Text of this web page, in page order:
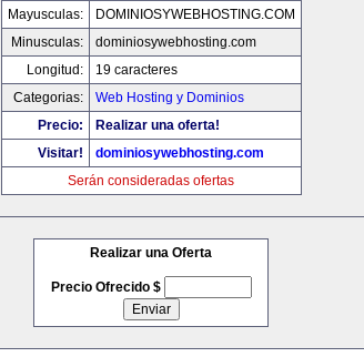
Mayusculas:
DOMINIOSYWEBHOSTING.COM
Minusculas:
dominiosywebhosting.com
Longitud:
19 caracteres
Categorias:
Web Hosting y Dominios
Precio:
Realizar una oferta!
Visitar!
dominiosywebhosting.com
Serán consideradas ofertas
Realizar una Oferta
Precio Ofrecido $